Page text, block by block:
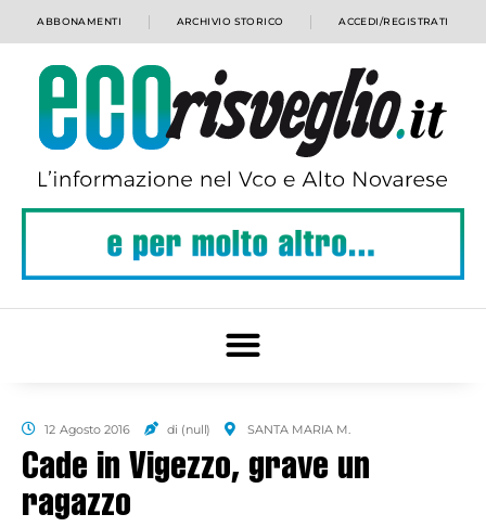
ABBONAMENTI ARCHIVIO STORICO ACCEDI/REGISTRATI
12 Agosto 2016 di (null) SANTA MARIA M.
Cade in Vigezzo, grave un
ragazzo